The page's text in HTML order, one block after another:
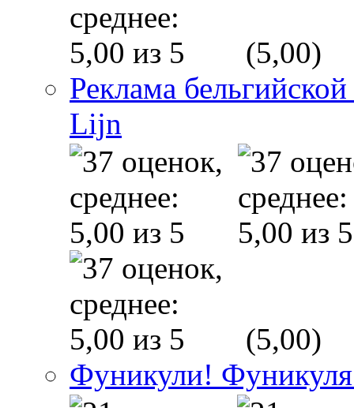
(5,00)
Реклама
Lijn
(5,00)
Фуникули!